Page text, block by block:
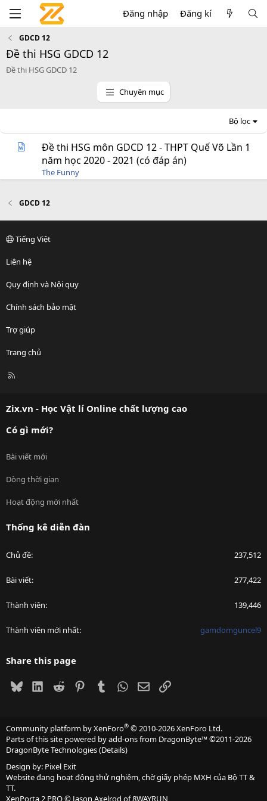
Đăng nhập Đăng kí
GDCD 12
Đề thi HSG GDCD 12
Đề thi HSG GDCD 12
Chuyên mục
Bộ lọc
Đề thi HSG môn GDCD 12 - THPT Quế Võ Lần 1
năm học 2020 - 2021 (có đáp án)
The Funny
GDCD 12
Tiếng Việt
Liên hệ
Quy định và Nội quy
Chính sách bảo mật
Trợ giúp
Trang chủ
R
Zix.vn - Học Vật lí Online chất lượng cao
Có gì mới?
Bài viết mới
Dòng thời gian
Hoạt động mới nhất
Thống kê diễn đàn
Chủ đề 237,512
Bài viết 277,422
Thành viên 139,446
Thành viên mới nhất gamdomguncel9
Share this page
BlueskyLinkedIn
Reddit PinterestTumblrWhatsApp
EmailLink
Community platform by XenForo® © 2010-2026 XenForo Ltd.
Parts of this site powered byadd-ons from DragonByte™©2011-2026
DragonByte Technologies(Details)
Design by: Pixel Exit
Website đang hoạt động thử nghiệm, chờ giấy phép MXH của Bộ TT &
TT.
XenPorta 2 PRO© Jason Axelrod of8WAYRUN